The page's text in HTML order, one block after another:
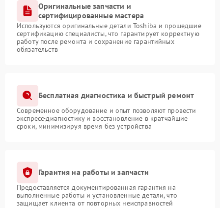
Оригинальные запчасти и
сертифицированные мастера
Используются оригинальные детали Toshiba и прошедшие
сертификацию специалисты, что гарантирует корректную
работу после ремонта и сохранение гарантийных
обязательств
Бесплатная диагностика и быстрый ремонт
Современное оборудование и опыт позволяют провести
экспресс-диагностику и восстановление в кратчайшие
сроки, минимизируя время без устройства
Гарантия на работы и запчасти
Предоставляется документированная гарантия на
выполненные работы и установленные детали, что
защищает клиента от повторных неисправностей